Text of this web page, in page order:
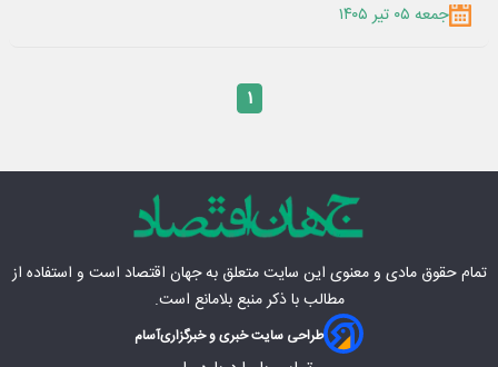
جمعه ۰۵ تیر ۱۴۰۵
۱
تمام حقوق مادی‌ و معنوی این سایت متعلق بهجهان اقتصاد است و استفاده از
مطالب با ذکر منبع بلامانع است.
طراحی سایت خبری و خبرگزاریآسام